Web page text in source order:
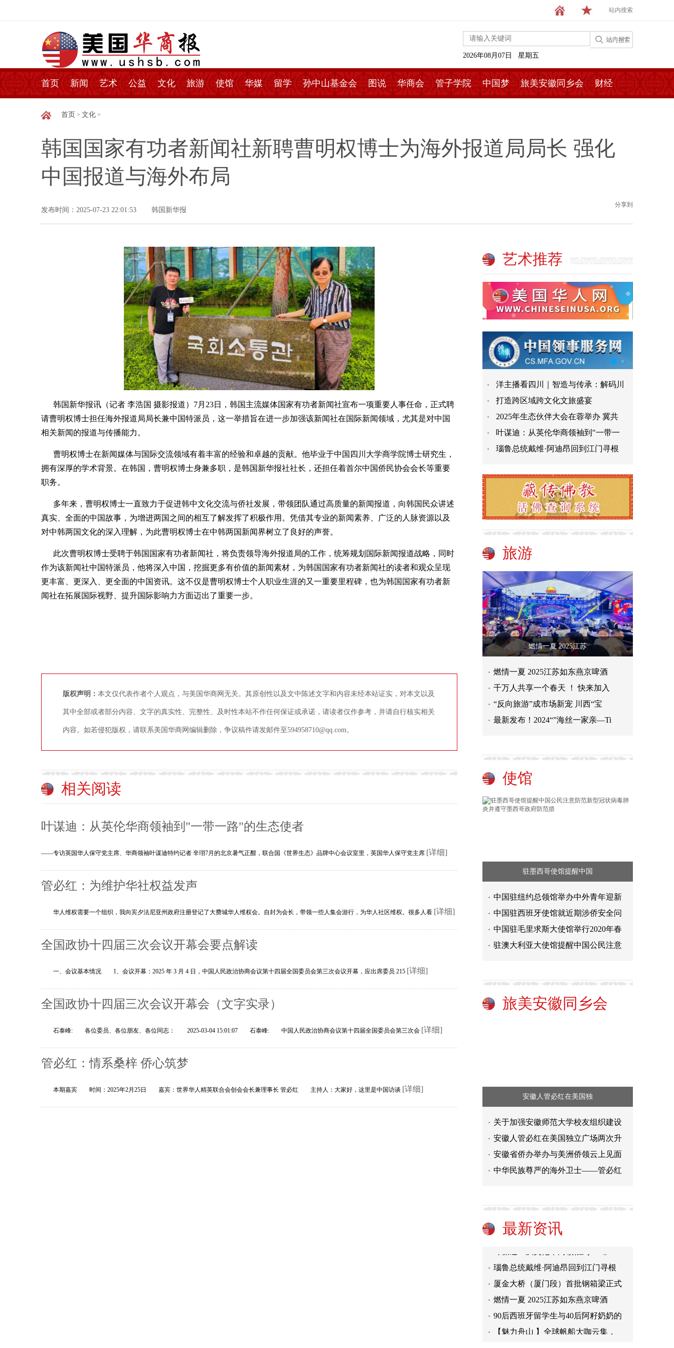
站内搜索
2026年08月07日 星期五
首页 新闻 艺术 公益 文化 旅游 使馆 华媒 留学 孙中山基金会 图说 华商会 管子学院 中国梦 旅美安徽同乡会 财经
首页 > 文化 >
韩国国家有功者新闻社新聘曹明权博士为海外报道局局长 强化
中国报道与海外布局
发布时间：2025-07-23 22:01:53 韩国新华报
分享到
韩国新华报讯（记者 李浩国 摄影报道）7月23日，韩国主流媒体国家有功者新闻社宣布一项重要人事任命，正式聘
请曹明权博士担任海外报道局局长兼中国特派员，这一举措旨在进一步加强该新闻社在国际新闻领域，尤其是对中国
相关新闻的报道与传播能力。
曹明权博士在新闻媒体与国际交流领域有着丰富的经验和卓越的贡献。他毕业于中国四川大学商学院博士研究生，
拥有深厚的学术背景。在韩国，曹明权博士身兼多职，是韩国新华报社社长，还担任着首尔中国侨民协会会长等重要
职务。
多年来，曹明权博士一直致力于促进韩中文化交流与侨社发展，带领团队通过高质量的新闻报道，向韩国民众讲述
真实、全面的中国故事，为增进两国之间的相互了解发挥了积极作用。凭借其专业的新闻素养、广泛的人脉资源以及
对中韩两国文化的深入理解，为此曹明权博士在中韩两国新闻界树立了良好的声誉。
此次曹明权博士受聘于韩国国家有功者新闻社，将负责领导海外报道局的工作，统筹规划国际新闻报道战略，同时
作为该新闻社中国特派员，他将深入中国，挖掘更多有价值的新闻素材，为韩国国家有功者新闻社的读者和观众呈现
更丰富、更深入、更全面的中国资讯。这不仅是曹明权博士个人职业生涯的又一重要里程碑，也为韩国国家有功者新
闻社在拓展国际视野、提升国际影响力方面迈出了重要一步。
版权声明： 本文仅代表作者个人观点，与美国华商网无关。其原创性以及文中陈述文字和内容未经本站证实，对本文以及
其中全部或者部分内容、文字的真实性、完整性、及时性本站不作任何保证或承诺，请读者仅作参考，并请自行核实相关
内容。如若侵犯版权，请联系美国华商网编辑删除，争议稿件请发邮件至594958710@qq.com。
相关阅读
叶谋迪：从英伦华商领袖到"一带一路"的生态使者
——专访英国华人保守党主席、华商领袖叶谋迪特约记者 辛珝7月的北京暑气正酣，联合国《世界生态》品牌中心会议室里，英国华人保守党主席 [详细]
管必红：为维护华社权益发声
华人维权需要一个组织，我向宾夕法尼亚州政府注册登记了大费城华人维权会。自封为会长，带领一些人集会游行，为华人社区维权。很多人看 [详细]
全国政协十四届三次会议开幕会要点解读
一、会议基本情况 1、会议开幕：2025 年 3 月 4 日，中国人民政治协商会议第十四届全国委员会第三次会议开幕，应出席委员 215 [详细]
全国政协十四届三次会议开幕会（文字实录）
石泰峰: 各位委员、各位朋友、各位同志： 2025-03-04 15:01:07 石泰峰: 中国人民政治协商会议第十四届全国委员会第三次会 [详细]
管必红：情系桑梓 侨心筑梦
本期嘉宾 时间：2025年2月25日 嘉宾：世界华人精英联合会创会会长兼理事长 管必红 主持人：大家好，这里是中国访谈 [详细]
艺术推荐
洋主播看四川｜智造与传承：解码川
打造跨区域跨文化文旅盛宴
2025年生态伙伴大会在蓉举办 冀共
叶谋迪：从英伦华商领袖到"一带一
瑙鲁总统戴维·阿迪昂回到江门寻根
旅游
燃情一夏 2025江苏
燃情一夏 2025江苏如东燕京啤酒
千万人共享一个春天 ！ 快来加入
“反向旅游”成市场新宠 川西“宝
最新发布！2024“”海丝一家亲—Ti
使馆
驻墨西哥使馆提醒中国
中国驻纽约总领馆举办中外青年迎新
中国驻西班牙使馆就近期涉侨安全问
中国驻毛里求斯大使馆举行2020年春
驻澳大利亚大使馆提醒中国公民注意
旅美安徽同乡会
安徽人管必红在美国独
关于加强安徽师范大学校友组织建设
安徽人管必红在美国独立广场两次升
安徽省侨办举办与美洲侨领云上见面
中华民族尊严的海外卫士——管必红
最新资讯
2025年生态伙伴大会在蓉举办 冀共
瑙鲁总统戴维·阿迪昂回到江门寻根
厦金大桥（厦门段）首批钢箱梁正式
燃情一夏 2025江苏如东燕京啤酒
90后西班牙留学生与40后阿籽奶奶的
【魅力舟山 】全球帆船大咖云集，